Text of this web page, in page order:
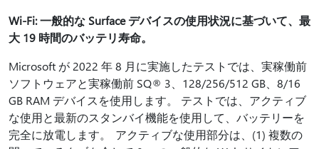
Wi-Fi: 一般的な Surface デバイスの使用状況に基づいて、最
大 19 時間のバッテリ寿命。
Microsoft が 2022 年 8 月に実施したテストでは、実稼働前
ソフトウェアと実稼働前 SQ® 3、128/256/512 GB、8/16
GB RAM デバイスを使用します。 テストでは、アクティブ
な使用と最新のスタンバイ機能を使用して、バッテリーを
完全に放電します。 アクティブな使用部分は、(1) 複数の